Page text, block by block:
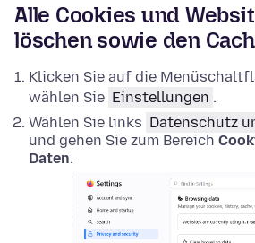
Alle Cookies und
löschen sowie den
Klicken Sie auf die
wählen Sie Einstellungen .
Wählen Sie links Datenschutz
und gehen Sie zum Bereich
Daten.